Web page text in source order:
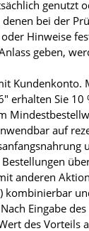
genutzt
bei der
Hinweise
geben,
Kundenkonto.
erhalten Sie 10
auf
anderen
kombinierbar
Eingabe
des Vorteils